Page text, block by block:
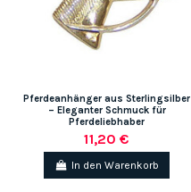
Pferdeanhänger aus Sterlingsilber
– Eleganter Schmuck für
Pferdeliebhaber
11,20 €
In den Warenkorb